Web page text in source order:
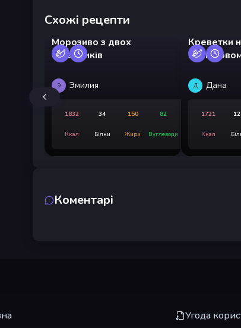
Схожі рецепти
Морозиво з двох
складників
Э Эмилия
1832
Ккал
34
Білки
150
Жири
82
Вуглеводи
Креветки
Д Дана
1721
Ккал
Коментарі
Угода